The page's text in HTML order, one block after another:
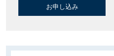
お申し込み